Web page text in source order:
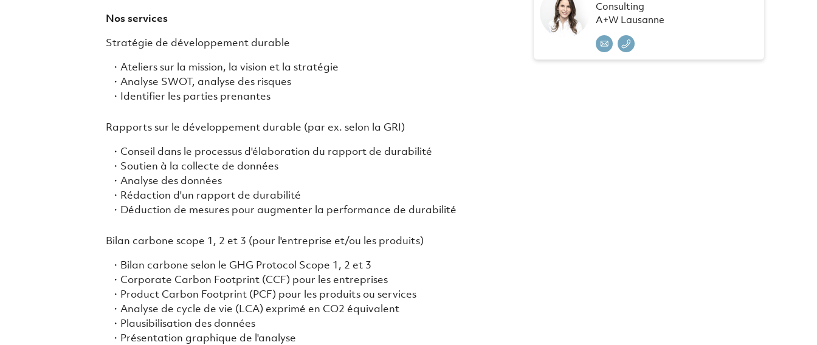
Nos services
Stratégie de développement durable
Ateliers sur la mission, la vision et la stratégie
Analyse SWOT, analyse des risques
Identifier les parties prenantes
Rapports sur le développement durable (par ex. selon la GRI)
Conseil dans le processus d'élaboration du rapport de durabilité
Soutien à la collecte de données
Analyse des données
Rédaction d'un rapport de durabilité
Déduction de mesures pour augmenter la performance de durabilité
Bilan carbone scope 1, 2 et 3 (pour l'entreprise et/ou les produits)
Bilan carbone selon le GHG Protocol Scope 1, 2 et 3
Corporate Carbon Footprint (CCF) pour les entreprises
Product Carbon Footprint (PCF) pour les produits ou services
Analyse de cycle de vie (LCA) exprimé en CO2 équivalent
Plausibilisation des données
Présentation graphique de l'analyse
Consulting
A+W Lausanne